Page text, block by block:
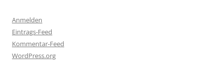
Anmelden
Eintrags-Feed
Kommentar-Feed
WordPress.org